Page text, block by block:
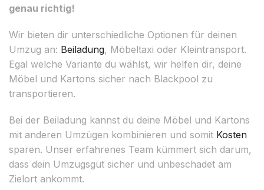
genau richtig!
Wir bieten dir unterschiedliche Optionen für deinen
Umzug an: Beiladung, Möbeltaxi oder Kleintransport.
Egal welche Variante du wählst, wir helfen dir, deine
Möbel und Kartons sicher nach Blackpool zu
transportieren.
Bei der Beiladung kannst du deine Möbel und Kartons
mit anderen Umzügen kombinieren und somit Kosten
sparen. Unser erfahrenes Team kümmert sich darum,
dass dein Umzugsgut sicher und unbeschadet am
Zielort ankommt.